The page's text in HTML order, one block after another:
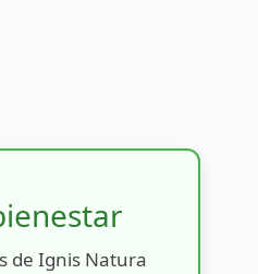
de Ignis Natura